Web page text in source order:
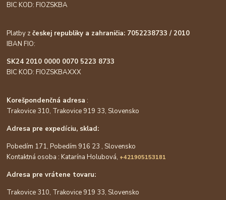
BIC KOD: FIOZSKBA
Platby zčeskej republiky a zahraničia: 7052238733 / 2010
IBAN FIO:
SK24 2010 0000 0070 5223 8733
BIC KOD: FIOZSKBAXXX
Korešpondenčná adresa :
Trakovice 310, Trakovice 919 33, Slovensko
Adresa pre expedíciu, sklad:
Pobedím 171, Pobedím 916 23 , Slovensko
Kontaktná osoba : Katarína Holubová, +421905153181
Adresa pre vrátene tovaru:
Trakovice 310, Trakovice 919 33, Slovensko